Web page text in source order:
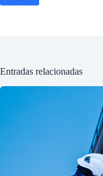
Entradas relacionadas